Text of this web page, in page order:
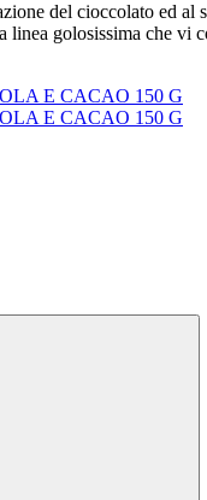
del cioccolato ed al
linea golosissima che vi